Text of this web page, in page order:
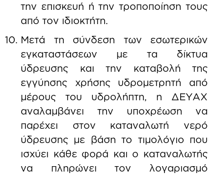
την επισκευή ή την τροποποίηση τους
από τον ιδιοκτήτη.
Μετά τη σύνδεση των εσωτερικών
εγκαταστάσεων με τα δίκτυα
ύδρευσης και την καταβολή της
εγγύησης χρήσης υδρομετρητή από
μέρους του υδρολήπτη, η ΔΕΥΑΧ
αναλαμβάνει την υποχρέωση να
παρέχει στον καταναλωτή νερό
ύδρευσης με βάση το τιμολόγιο που
ισχύει κάθε φορά και ο καταναλωτής
να πληρώνει τον λογαριασμό